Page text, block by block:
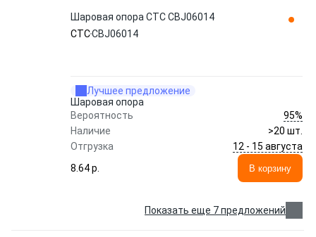
Шаровая опора CTC CBJ06014
CTCCBJ06014
Лучшее предложение
Шаровая опора
Вероятность
95%
Наличие
>20 шт.
Отгрузка
12 - 15 августа
8.64 p.
В корзину
Показать еще 7 предложений